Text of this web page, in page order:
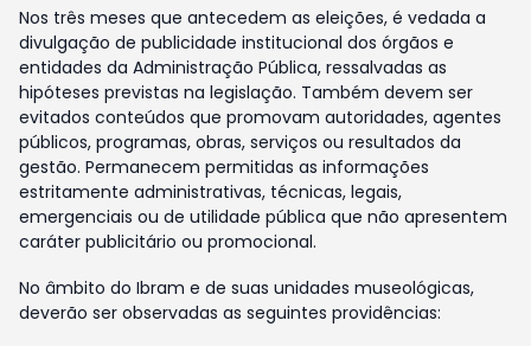
Nos três meses que antecedem as eleições, é vedada a
divulgação de publicidade institucional dos órgãos e
entidades da Administração Pública, ressalvadas as
hipóteses previstas na legislação. Também devem ser
evitados conteúdos que promovam autoridades, agentes
públicos, programas, obras, serviços ou resultados da
gestão. Permanecem permitidas as informações
estritamente administrativas, técnicas, legais,
emergenciais ou de utilidade pública que não apresentem
caráter publicitário ou promocional.
No âmbito do Ibram e de suas unidades museológicas,
deverão ser observadas as seguintes providências: